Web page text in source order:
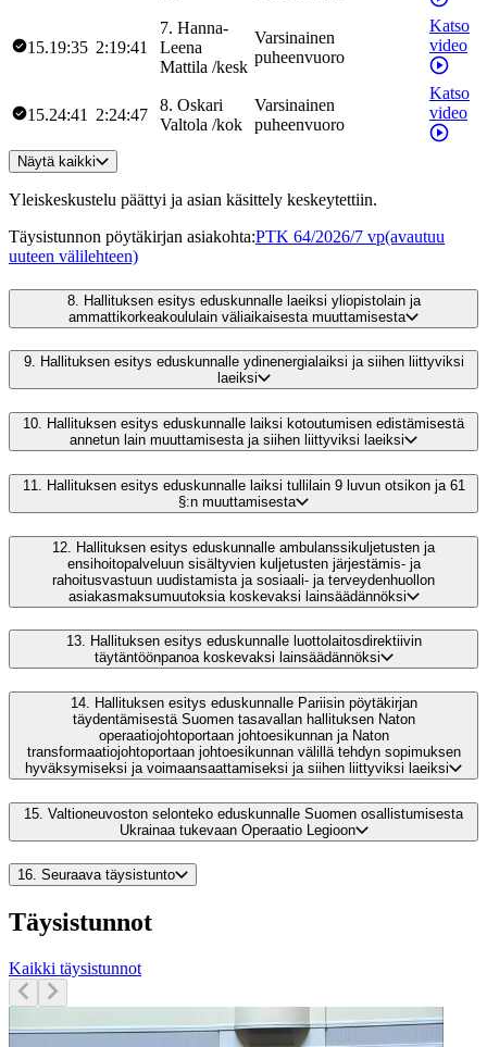
15.19:35 2:19:41
7. Hanna-
Leena
Mattila /kesk
Varsinainen
puheenvuoro
Katso
video
15.24:41 2:24:47
8. Oskari
Valtola /kok
Varsinainen
puheenvuoro
Katso
video
Näytä kaikki
Yleiskeskustelu päättyi ja asian käsittely keskeytettiin.
Täysistunnon pöytäkirjan asiakohta:PTK 64/2026/7 vp(avautuu
uuteen välilehteen)
8. Hallituksen esitys eduskunnalle laeiksi yliopistolain ja
ammattikorkeakoululain väliaikaisesta muuttamisesta
9. Hallituksen esitys eduskunnalle ydinenergialaiksi ja siihen liittyviksi
laeiksi
10. Hallituksen esitys eduskunnalle laiksi kotoutumisen edistämisestä
annetun lain muuttamisesta ja siihen liittyviksi laeiksi
11.
Hallituksen esitys eduskunnalle laiksi tullilain 9 luvun otsikon ja 61
§:n muuttamisesta
12. Hallituksen esitys eduskunnalle ambulanssikuljetusten ja
ensihoitopalveluun sisältyvien kuljetusten järjestämis- ja
rahoitusvastuun uudistamista ja sosiaali- ja terveydenhuollon
asiakasmaksumuutoksia koskevaksi lainsäädännöksi
13. Hallituksen esitys eduskunnalle luottolaitosdirektiivin
täytäntöönpanoa koskevaksi lainsäädännöksi
14.
Hallituksen esitys eduskunnalle Pariisin pöytäkirjan
täydentämisestä Suomen tasavallan hallituksen Naton
operaatiojohtoportaan johtoesikunnan ja Naton
transformaatiojohtoportaan johtoesikunnan välillä tehdyn sopimuksen
hyväksymiseksi ja voimaansaattamiseksi ja siihen liittyviksi laeiksi
15. Valtioneuvoston selonteko eduskunnalle Suomen osallistumisesta
Ukrainaa tukevaan Operaatio Legioon
16. Seuraava täysistunto
Täysistunnot
Kaikki täysistunnot